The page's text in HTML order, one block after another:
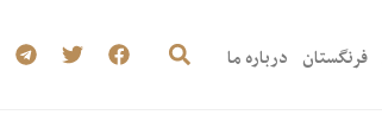
فرنگستان درباره ما